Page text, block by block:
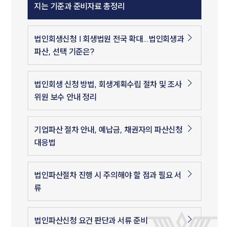
지는 기준과 준비자료 총정리
법인회생신청 | 회생법원 전국 확대...법인회생과
파산, 선택 기준은?
법인회생 신청 방법, 회생계획수립 절차 및 조사
위원 보수 안내 정리
기업파산 절차 안내, 예납금, 채권자의 파산신청
대응법
법인파산절차 진행 시 주의해야 할 점과 필요 서
류
법인파산신청 요건 판단과 서류 준비